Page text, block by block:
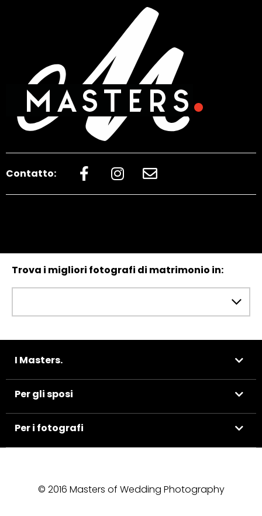
Contatto:
Trova i migliori fotografi di matrimonio in:
I Masters.
Per gli sposi
Per i fotografi
© 2016 Masters of Wedding Photography